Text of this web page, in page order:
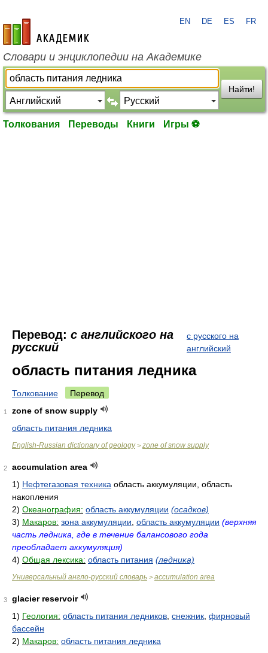
academic.ru
EN DE ES FR
Словари и энциклопедии на Академике
Найти!
Толкования Переводы Книги Игры ⚽
Перевод: с английского на
русский
с русского на
английский
область питания ледника
Толкование Перевод
1
zone of snow supply
область питания ледника
English-Russian dictionary of geology> zone of snow supply
2
accumulation area
1) Нефтегазовая техника область аккумуляции, область
накопления
2) Океанография: область аккумуляции (осадков)
3) Макаров: зона аккумуляции область аккумуляции (верхняя
часть ледника, где в течение балансового года
преобладает аккумуляция)
4) Общая лексика: область питания (ледника)
Универсальный англо-русский словарь > accumulation area
3
glacier reservoir
1) Геология: область питания ледников снежник фирновый
бассейн
2) Макаров: область питания ледника